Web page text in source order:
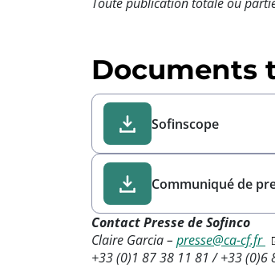
Documents
Sofinscope
Communiqué de
Contact Presse de Sofinco
Claire Garcia – presse@ca-cf.fr
+33 (0)1 87 38 11 81 / +33 (0)6